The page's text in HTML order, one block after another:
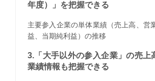
年度）」を把握できる
主要参入企業の単体業績（売上高、営
益、当期純利益）の推移
3.「大手以外の参入企業」の売上
業績情報も把握できる